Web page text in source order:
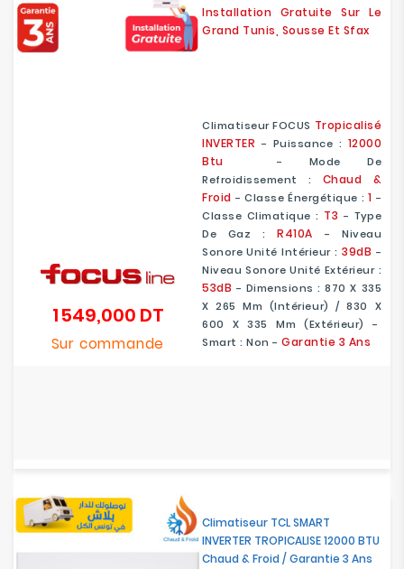
Installation Gratuite Sur Le
Grand Tunis, Sousse Et Sfax
Climatiseur FOCUS Tropicalisé
INVERTER - Puissance : 12000
Btu - Mode De
Refroidissement : Chaud &
Froid - Classe Énergétique : 1 -
Classe Climatique : T3 - Type
De Gaz :R410A - Niveau
Sonore Unité Intérieur :39dB -
Niveau Sonore Unité Extérieur :
53dB - Dimensions : 870 X 335
X 265 Mm (Intérieur) / 830 X
600 X 335 Mm (Extérieur) -
Smart : Non - Garantie 3 Ans
1 549,000 DTPrix
Sur commande
Climatiseur TCL SMART
INVERTER TROPICALISE 12000 BTU
Chaud & Froid / Garantie 3 Ans